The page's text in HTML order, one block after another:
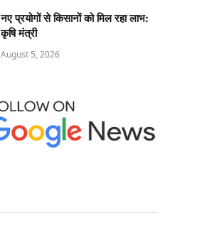
नए प्रयोगों से किसानों को मिल रहा लाभ:
कृषि मंत्री
August 5, 2026